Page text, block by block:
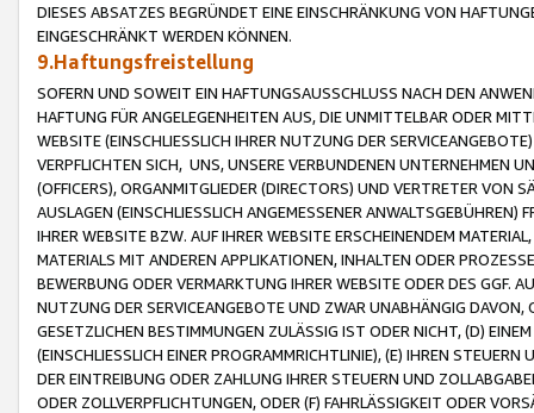
DIESES ABSATZES BEGRÜNDET EINE EINSCHRÄNKUNG VON
EINGESCHRÄNKT WERDEN KÖNNEN.
9.Haftungsfreistellung
SOFERN UND SOWEIT EIN HAFTUNGSAUSSCHLUSS NACH DEN
HAFTUNG FÜR ANGELEGENHEITEN AUS, DIE UNMITTELBAR ODER
WEBSITE (EINSCHLIESSLICH IHRER NUTZUNG DER
VERPFLICHTEN SICH, UNS, UNSERE VERBUNDENEN UNTERNEHMEN
(OFFICERS), ORGANMITGLIEDER (DIRECTORS) UND VERTRETER VON
AUSLAGEN (EINSCHLIESSLICH ANGEMESSENER
IHRER WEBSITE BZW. AUF IHRER WEBSITE ERSCHEINENDEM
MATERIALS MIT ANDEREN APPLIKATIONEN, INHALTEN ODER
BEWERBUNG ODER VERMARKTUNG IHRER WEBSITE ODER DES GGF.
NUTZUNG DER SERVICEANGEBOTE UND ZWAR UNABHÄNGIG
GESETZLICHEN BESTIMMUNGEN ZULÄSSIG IST ODER NICHT, (D)
(EINSCHLIESSLICH EINER PROGRAMMRICHTLINIE), (E) IHREN
DER EINTREIBUNG ODER ZAHLUNG IHRER STEUERN UND
ODER ZOLLVERPFLICHTUNGEN, ODER (F) FAHRLÄSSIGKEIT ODER